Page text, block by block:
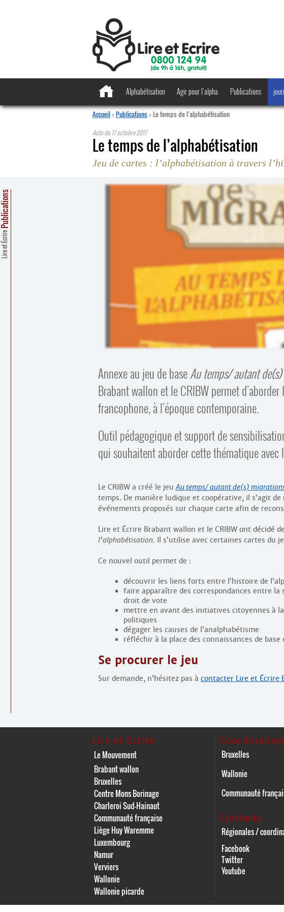
Alphabétisation Agir pour l’alpha
Regards croisés
Publications
Accueil>Publications>Le temps de l’alphabétisation
Actu du17 octobre 2017
Le temps de l’alphabétisation
Jeu de cartes : l’alphabétisation à travers
Lire et Écrire
Annexe au jeu de baseAu temps/ autant
Brabant wallon et le CRIBW permet
francophone, à l’époque contemporaine.
Outil pédagogique et support de
qui souhaitent aborder cette thématique avec
Le CRIBW a créé le jeuAu temps/ autant de(s)
temps. De manière ludique et coopérative, il s’agit
événements proposés sur chaque carte afin de
Lire et Écrire Brabant wallon et le CRIBW ont décidé
l’alphabétisation. Il s’utilise avec certaines cartes du
Ce nouvel outil permet de :
découvrir les liens forts entre l’histoire de
faire apparaître des correspondances entre
droit de vote
mettre en avant des initiatives citoyennes à
politiques
dégager les causes de l’analphabétisme
réfléchir à la place des connaissances de
Se procurer le jeu
Sur demande, n’hésitez pas à contacter Lire et Écrire
Lire et Écrire
Le Mouvement
Brabant wallon
Bruxelles
Centre Mons Borinage
Charleroi Sud-Hainaut
Communauté française
Liège Huy Waremme
Luxembourg
Namur
Verviers
Wallonie
Wallonie picarde
Bruxelles
Wallonie
Communauté
Contacts
Régionales /
Facebook
Twitter
Youtube